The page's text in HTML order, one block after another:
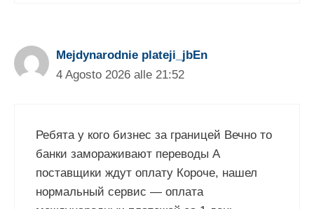
Mejdynarodnie plateji_jbEn
4 Agosto 2026 alle 21:52
Ребята у кого бизнес за границей Вечно то
банки замораживают переводы А
поставщики ждут оплату Короче, нашел
нормальный сервис — оплата